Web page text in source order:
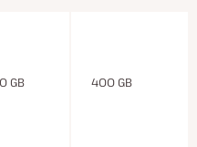
GB 400 GB